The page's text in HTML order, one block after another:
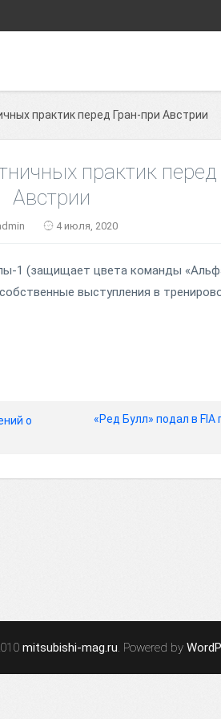
практик перед Гран-при Австрии
практик
Австрии
4 июля, 2020
1 (защищает цвета команды
выступления в
о
«Ред Булл» подал в FIA
mitsubishi-mag.ru. Powered by